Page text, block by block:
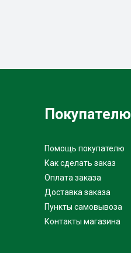
Покупателю
Помощь покупателю
Как сделать заказ
Оплата заказа
Доставка заказа
Пункты самовывоза
Контакты магазина